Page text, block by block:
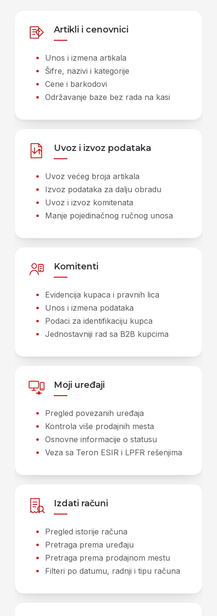
Artikli i cenovnici
Unos i izmena artikala
Šifre, nazivi i kategorije
Cene i barkodovi
Održavanje baze bez rada na kasi
Uvoz i izvoz podataka
Uvoz većeg broja artikala
Izvoz podataka za dalju obradu
Uvoz i izvoz komitenata
Manje pojedinačnog ručnog unosa
Komitenti
Evidencija kupaca i pravnih lica
Unos i izmena podataka
Podaci za identifikaciju kupca
Jednostavniji rad sa B2B kupcima
Moji uređaji
Pregled povezanih uređaja
Kontrola više prodajnih mesta
Osnovne informacije o statusu
Veza sa Teron ESIR i LPFR rešenjima
Izdati računi
Pregled istorije računa
Pretraga prema uređaju
Pretraga prema prodajnom mestu
Filteri po datumu, radnji i tipu računa